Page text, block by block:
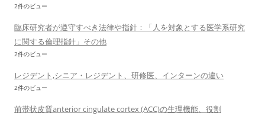
2件のビュー
臨床研究者が遵守すべき法律や指針：「人を対象とする医学系研究
に関する倫理指針」その他
2件のビュー
レジデント,シニア・レジデント、研修医、インターンの違い
2件のビュー
前帯状皮質anterior cingulate cortex (ACC)の生理機能、役割